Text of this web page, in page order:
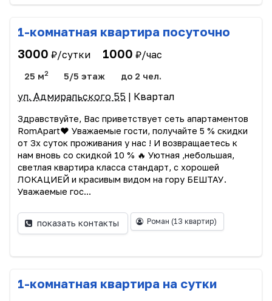
1-комнатная квартира посуточно
3000 ₽/сутки 1000 ₽/час
25 м2 5/5 этаж до 2 чел.
ул. Адмиральского 55 | Квартал
Здравствуйте, Вас приветствует сеть апартаментов
RomApart❤️ Уважаемые гости, получайте 5 % скидки
от 3х суток проживания у нас ! И возвращаетесь к
нам вновь со скидкой 10 % 🔥 Уютная ,небольшая,
светлая квартира класса стандарт, с хорошей
ЛОКАЦИЕЙ и красивым видом на гору БЕШТАУ.
Уважаемые гос...
показать контакты Роман (13 квартир)
1-комнатная квартира на сутки